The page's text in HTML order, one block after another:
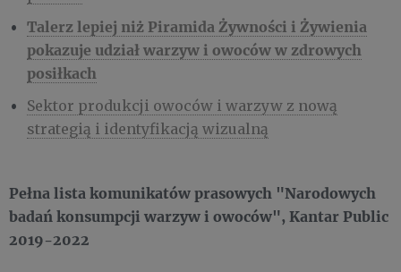
Talerz lepiej niż Piramida Żywności i Żywienia
pokazuje udział warzyw i owoców w zdrowych
posiłkach
Sektor produkcji owoców i warzyw z nową
strategią i identyfikacją wizualną
Pełna lista komunikatów prasowych "Narodowych
badań konsumpcji warzyw i owoców", Kantar Public
2019-2022